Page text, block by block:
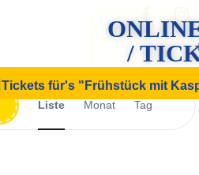
/
Tickets für's "Frühstück mit
Ansichten-
Liste Monat Tag